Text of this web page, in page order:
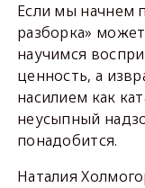
Если мы начнем
разборка»
научимся
ценность, а
насилием как
неусыпный
понадобится.
Наталия